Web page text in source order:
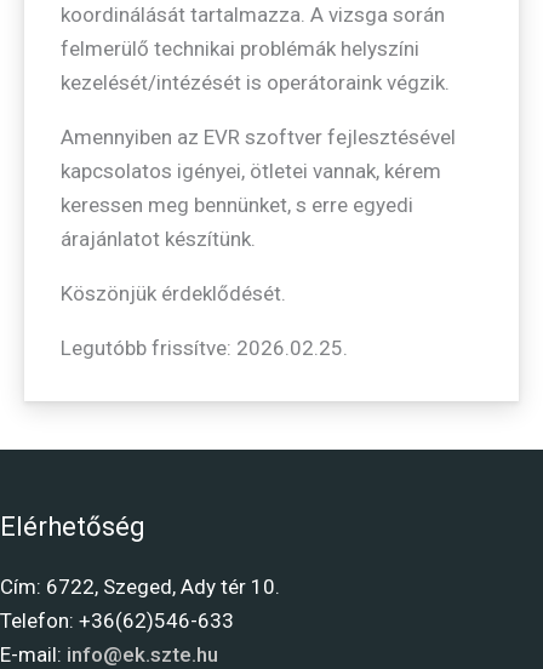
koordinálását tartalmazza. A vizsga során
felmerülő technikai problémák helyszíni
kezelését/intézését is operátoraink végzik.
Amennyiben az EVR szoftver fejlesztésével
kapcsolatos igényei, ötletei vannak, kérem
keressen meg bennünket, s erre egyedi
árajánlatot készítünk.
Köszönjük érdeklődését.
Legutóbb frissítve: 2026.02.25.
Elérhetőség
Cím: 6722, Szeged, Ady tér 10.
Telefon: +36(62)546-633
E-mail: info@ek.szte.hu